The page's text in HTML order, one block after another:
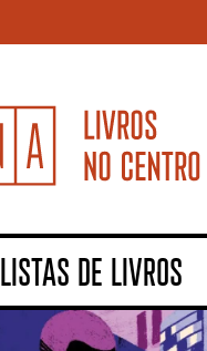
LISTAS DE LIVROS